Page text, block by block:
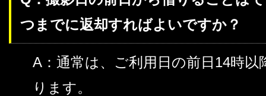
つまでに返却すればよいですか？
A：通常は、ご利用日の前日14時
ります。